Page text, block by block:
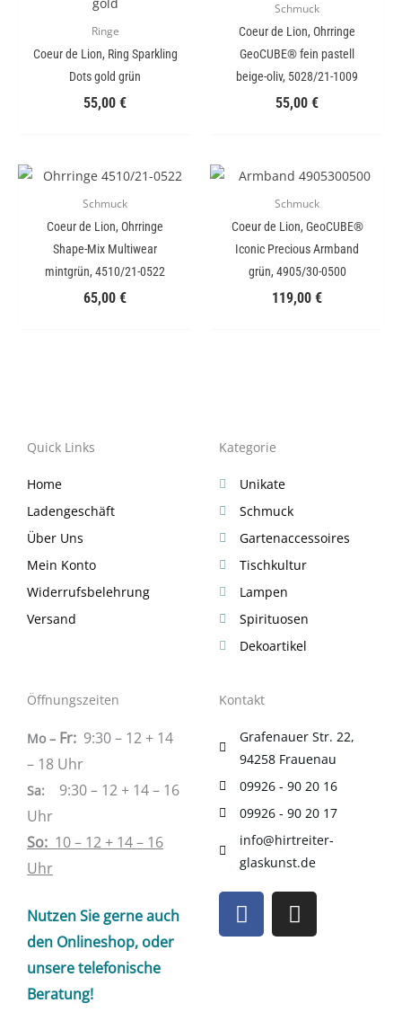
Ringe
Coeur de Lion, Ring Sparkling
Dots gold grün
55,00 €
Schmuck
Coeur de Lion, Ohrringe
GeoCUBE® fein pastell
beige-oliv, 5028/21-1009
55,00 €
Schmuck
Coeur de Lion, Ohrringe
Shape-Mix Multiwear
mintgrün, 4510/21-0522
65,00 €
Schmuck
Coeur de Lion, GeoCUBE®
Iconic Precious Armband
grün, 4905/30-0500
119,00 €
Quick Links
Home
Ladengeschäft
Über Uns
Mein Konto
Widerrufsbelehrung
Versand
Kategorie
Unikate
Schmuck
Gartenaccessoires
Tischkultur
Lampen
Spirituosen
Dekoartikel
Öffnungszeiten
Mo – Fr: 9:30 – 12 + 14
– 18 Uhr
Sa: 9:30 – 12 + 14 – 16
Uhr
So: 10 – 12 + 14 – 16
Uhr
Nutzen Sie gerne auch
den Onlineshop, oder
unsere telefonische
Beratung!
Kontakt
Grafenauer Str. 22,
94258 Frauenau
09926 - 90 20 16
09926 - 90 20 17
info@hirtreiter-
glaskunst.de
F
a
c
I
n
s